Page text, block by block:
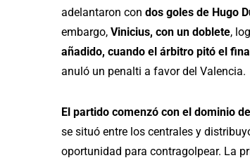
adelantaron con dos goles de Hugo
embargo, Vinicius, con un doblete,
añadido, cuando el árbitro pitó el
anuló un penalti a favor del Valencia.
El partido comenzó con el dominio
se situó entre los centrales y
oportunidad para contragolpear. La